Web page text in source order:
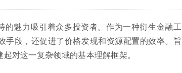
魅力吸引着众多投资者。作为一种衍生金融工
段，还促进了价格发现和资源配置的效率。旨
对这一复杂领域的基本理解框架。